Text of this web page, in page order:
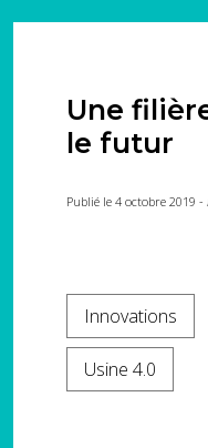
Une
le futur
Publié le 4 octobre 2019 -
Innovations
Usine 4.0